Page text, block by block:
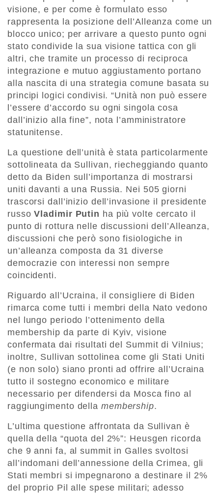
visione, e per come è formulato esso
rappresenta la posizione dell’Alleanza come un
blocco unico; per arrivare a questo punto ogni
stato condivide la sua visione tattica con gli
altri, che tramite un processo di reciproca
integrazione e mutuo aggiustamento portano
alla nascita di una strategia comune basata su
principi logici condivisi. “Unità non può essere
l’essere d’accordo su ogni singola cosa
dall’inizio alla fine”, nota l’amministratore
statunitense.
La questione dell’unità è stata particolarmente
sottolineata da Sullivan, riecheggiando quanto
detto da Biden sull’importanza di mostrarsi
uniti davanti a una Russia. Nei 505 giorni
trascorsi dall’inizio dell’invasione il presidente
russoVladimir Putin ha più volte cercato il
punto di rottura nelle discussioni dell’Alleanza,
discussioni che però sono fisiologiche in
un’alleanza composta da 31 diverse
democrazie con interessi non sempre
coincidenti.
Riguardo all’Ucraina, il consigliere di Biden
rimarca come tutti i membri della Nato vedono
nel lungo periodo l’ottenimento della
membership da parte di Kyiv, visione
confermata dai risultati del Summit di Vilnius;
inoltre, Sullivan sottolinea come gli Stati Uniti
(e non solo) siano pronti ad offrire all’Ucraina
tutto il sostegno economico e militare
necessario per difendersi da Mosca fino al
raggiungimento della membership.
L’ultima questione affrontata da Sullivan è
quella della “quota del 2%”: Heusgen ricorda
che 9 anni fa, al summit in Galles svoltosi
all’indomani dell’annessione della Crimea, gli
Stati membri si impegnarono a destinare il 2%
del proprio Pil alle spese militari; adesso